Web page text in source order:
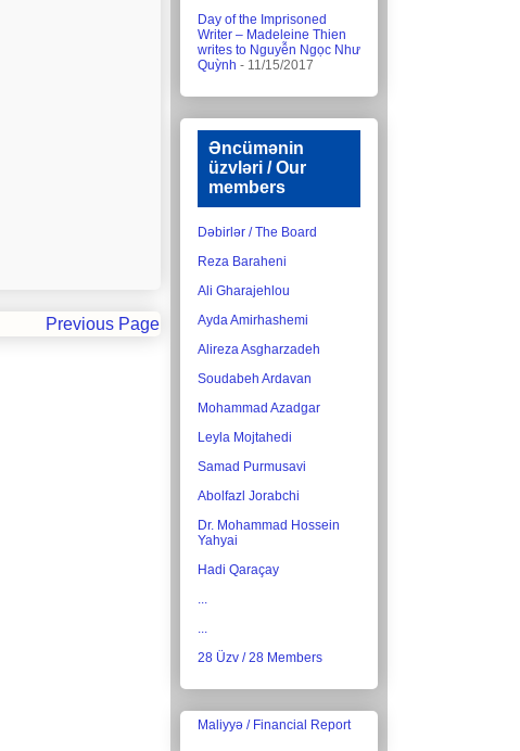
Previous Page
Day of the Imprisoned
Writer – Madeleine Thien
writes to Nguyễn Ngọc Như
Quỳnh - 11/15/2017
Əncümənin
üzvləri / Our
members
Dəbirlər / The Board
Reza Baraheni
Ali Gharajehlou
Ayda Amirhashemi
Alireza Asgharzadeh
Soudabeh Ardavan
Mohammad Azadgar
Leyla Mojtahedi
Samad Purmusavi
Abolfazl Jorabchi
Dr. Mohammad Hossein
Yahyai
Hadi Qaraçay
...
...
28 Üzv / 28 Members
Maliyyə / Financial Report